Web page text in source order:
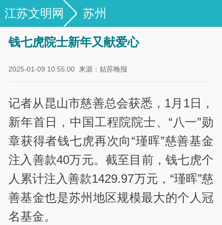
江苏文明网 苏州
钱七虎院士新年又献爱心
2025-01-09 10:55:00 来源：姑苏晚报
记者从昆山市慈善总会获悉，1月1日，
新年首日，中国工程院院士、“八一”勋
章获得者钱七虎再次向“瑾晖”慈善基金
注入善款40万元。截至目前，钱七虎个
人累计注入善款1429.97万元，“瑾晖”慈
善基金也是苏州地区规模最大的个人冠
名基金。